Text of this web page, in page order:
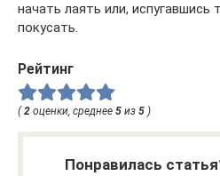
начать лаять или, испугавшись
покусать.
Рейтинг
(2 оценки, среднее 5 из 5 )
Понравилась